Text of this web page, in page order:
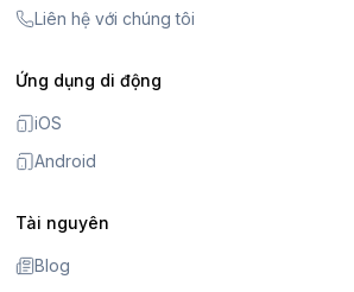
Liên hệ với chúng tôi
Ứng dụng di động
iOS
Android
Tài nguyên
Blog